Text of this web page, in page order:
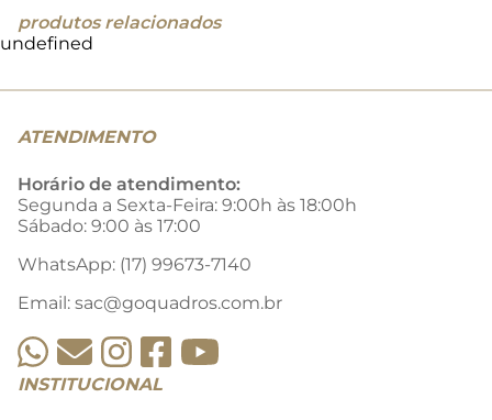
produtos relacionados
undefined
ATENDIMENTO
Horário de atendimento:
Segunda a Sexta-Feira: 9:00h às 18:00h
Sábado: 9:00 às 17:00
WhatsApp: (17) 99673-7140
Email: sac@goquadros.com.br
INSTITUCIONAL